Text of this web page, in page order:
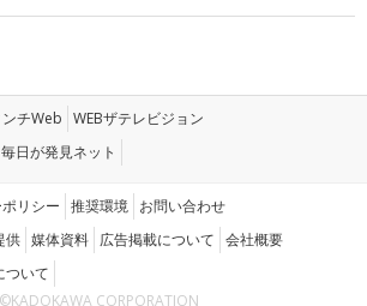
チWeb WEBザテレビジョン
毎日が発見ネット
リシー 推奨環境 お問い合わせ
供 媒体資料 広告掲載について 会社概要
ついて
©KADOKAWA CORPORATION